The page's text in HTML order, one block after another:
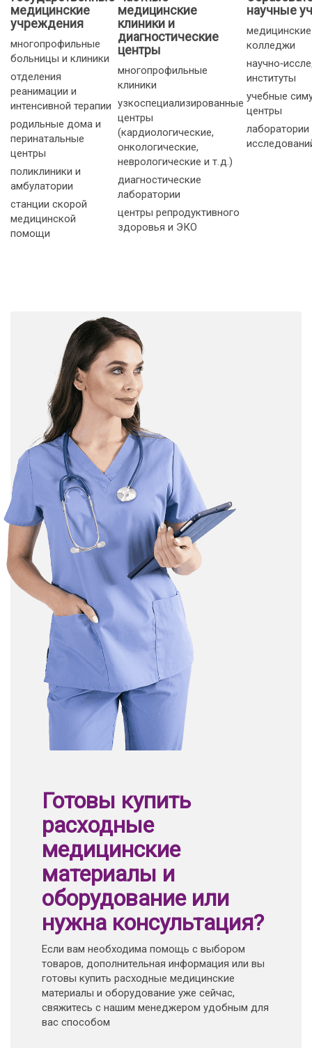
медицинские
учреждения
многопрофильные
больницы и клиники
отделения
реанимации и
интенсивной терапии
родильные дома и
перинатальные
центры
поликлиники и
амбулатории
станции скорой
медицинской
помощи
медицинские
клиники и
диагностические
центры
многопрофильные
клиники
узкоспециализированные
центры
(кардиологические,
онкологические,
неврологические и т. д.)
диагностические
лаборатории
центры репродуктивного
здоровья и ЭКО
научные
колледжи
институты
учебные
центры
лаборатории
Готовы купить
расходные
медицинские
материалы и
оборудование или
нужна консультация?
Если вам необходима помощь с выбором
товаров, дополнительная информация или вы
готовы купить расходные медицинские
материалы и оборудование уже сейчас,
свяжитесь с нашим менеджером удобным для
вас способом